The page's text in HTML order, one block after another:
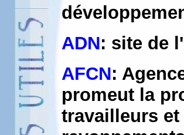
ADN: site de
AFCN:
promeut la
travailleurs